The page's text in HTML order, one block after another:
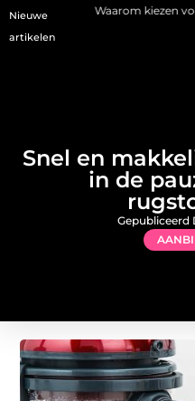
Nieuwe
artikelen
Waarom kiezen voor een
Snel en
in de
Gepubliceerd